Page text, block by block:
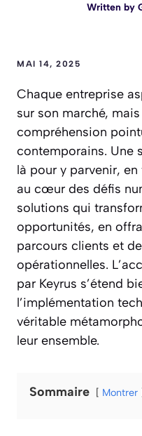
Written by
MAI 14, 2025
Chaque entreprise
sur son marché,
compréhension
contemporains. Une
là pour y parvenir,
au cœur des défis
solutions qui
opportunités, en
parcours clients et
opérationnelles.
par Keyrus s’étend
l’implémentation
véritable
leur ensemble.
Sommaire Montrer